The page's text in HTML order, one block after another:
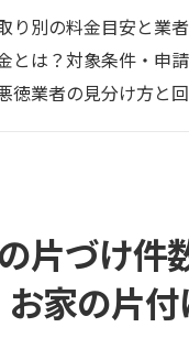
り別の料金目安と業
とは？対象条件・申
徳業者の見分け方と
片づけ件
家の片付